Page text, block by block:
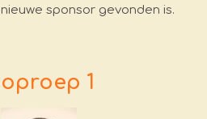
nieuwe sponsor gevonden is.
oproep 1